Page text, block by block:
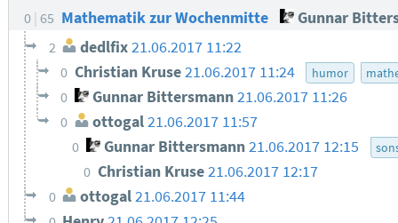
0 65 Mathematik zur Wochenmitte Gunnar
2 dedlfix21.06.2017 11:22
0 Christian Kruse21.06.2017 11:24 humor
0 Gunnar Bittersmann 21.06.2017 11:26
0 ottogal 21.06.2017 11:57
0 Gunnar Bittersmann21.06.2017 12:15
0 Christian Kruse21.06.2017 12:17
0 ottogal21.06.2017 11:44